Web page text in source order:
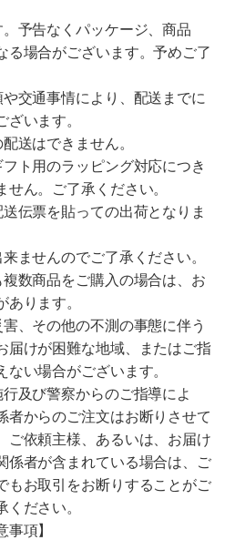
予告なくパッケージ、商品
る場合がございます。予めご了
交通事情により、配送までに
います。
送はできません。
ト用のラッピング対応につき
ん。ご了承ください。
伝票を貼っての出荷となりま
ませんのでご了承ください。
数商品をご購入の場合は、お
ります。
、その他の不測の事態に伴う
届けが困難な地域、またはご指
い場合がございます。
及び警察からのご指導によ
者からのご注文はお断りさせて
ご依頼主様、あるいは、お届け
係者が含まれている場合は、ご
もお取引をお断りすることがご
ださい。
事項】